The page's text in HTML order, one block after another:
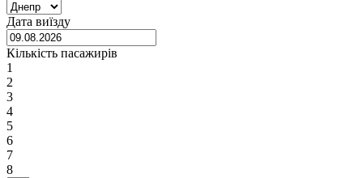
Дата виїзду
Кількість пасажирів
1
2
3
4
5
6
7
8